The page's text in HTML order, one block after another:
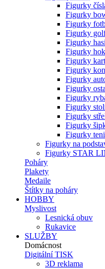
Figurky
Figurky
Figurky
Figurky
Figurky
Figurky
Figurky
Figurky
Figurky
Figurky
Figurky
Figurky
Figurky
Figurky
Figurky
Figurky na
Figurky STAR
Poháry
Plakety
Medaile
Štítky na poháry
HOBBY
Myslivost
Lesnická obuv
Rukavice
SLUŽBY
Domácnost
Digitální TISK
3D reklama